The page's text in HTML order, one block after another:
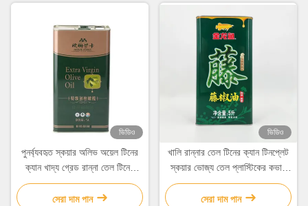
ভিডিও
পুনর্ব্যবহৃত স্কয়ার অলিভ অয়েল টিনের
ক্যান খাদ্য গ্রেড রান্না তেল টিনের
ক্যান
সেরা দাম পান
ভিডিও
খালি রান্নার তেল টিনের ক্যান টিনপ্লেট
স্কয়ার ভোজ্য তেল প্লাস্টিকের কভার
সহ টিন
সেরা দাম পান